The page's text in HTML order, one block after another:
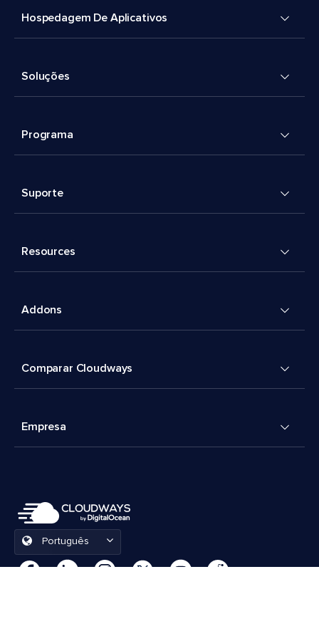
Hospedagem De Aplicativos
Soluções
Programa
Suporte
Resources
Addons
Comparar Cloudways
Empresa
Português